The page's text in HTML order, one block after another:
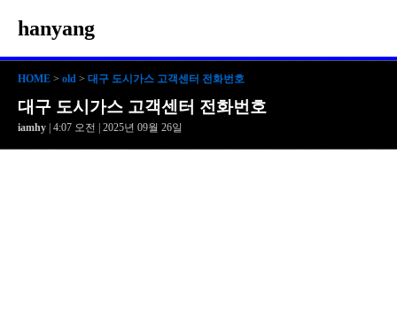
hanyang
HOME > old > 대구 도시가스 고객센터 전화번호
대구 도시가스 고객센터 전화번호
iamhy | 4:07 오전 | 2025년 09월 26일